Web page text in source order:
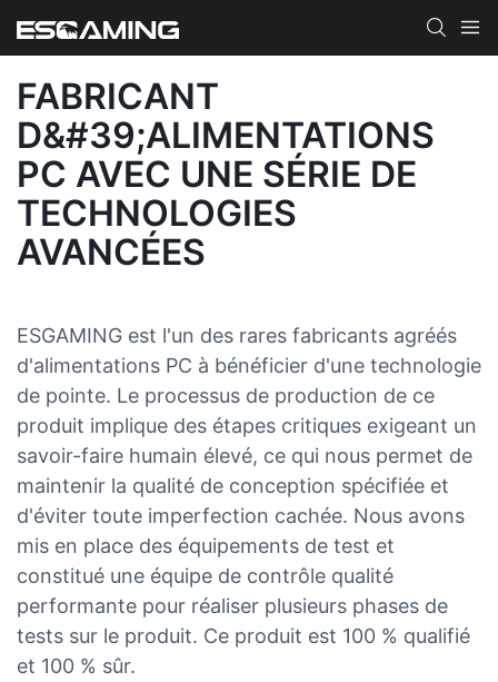
FABRICANT
D&#39;ALIMENTATIONS
PC AVEC UNE SÉRIE DE
TECHNOLOGIES
AVANCÉES
ESGAMING est l'un des rares fabricants agréés
d'alimentations PC à bénéficier d'une technologie
de pointe. Le processus de production de ce
produit implique des étapes critiques exigeant un
savoir-faire humain élevé, ce qui nous permet de
maintenir la qualité de conception spécifiée et
d'éviter toute imperfection cachée. Nous avons
mis en place des équipements de test et
constitué une équipe de contrôle qualité
performante pour réaliser plusieurs phases de
tests sur le produit. Ce produit est 100 % qualifié
et 100 % sûr.